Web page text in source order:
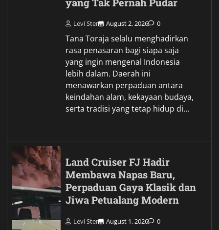
Levi Ster August 2, 2026 0
Tana Toraja selalu menghadirkan
rasa penasaran bagi siapa saja
yang ingin mengenal Indonesia
lebih dalam. Daerah ini
menawarkan perpaduan antara
keindahan alam, kekayaan budaya,
serta tradisi yang tetap hidup di…
Land Cruiser FJ Hadir
Membawa Napas Baru,
Perpaduan Gaya Klasik dan
Jiwa Petualang Modern
Levi Ster August 1, 2026 0